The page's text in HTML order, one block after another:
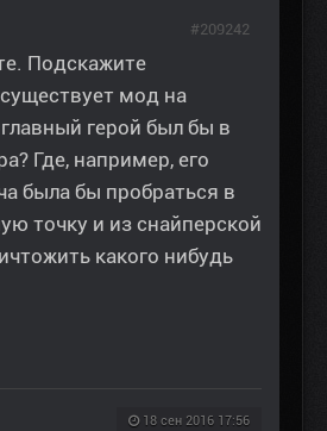
Подскажите
мод на
главный герой был бы в
Где, например, его
была бы пробраться в
точку и из снайперской
какого нибудь
18 сен 2016 17:56
#209242